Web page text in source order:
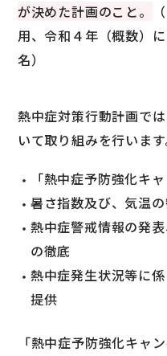
が決めた計画のこと。
用、令和４年（概数）
名）
熱中症対策行動計画で
いて取り組みを行います
「熱中症予防強化キ
暑さ指数及び、気温
熱中症警戒情報の発
の徹底
熱中症発生状況等に
提供
「熱中症予防強化キャ